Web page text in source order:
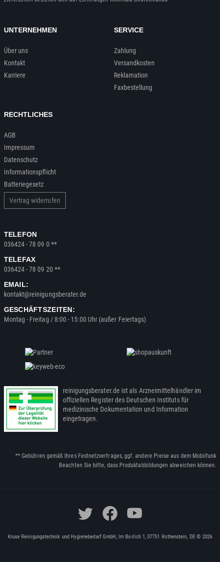
UNTERNEHMEN
Über uns
Kontakt
Karriere
SERVICE
Zahlung
Versandkosten
Reklamation
Faxbestellung
RECHTLICHES
AGB
Impressum
Datenschutz
Informationspflicht
Batteriegesetz
Vertrag widerrufen
TELEFON
036424 - 78 09 0 **
TELEFAX
036424 - 78 09 20 **
EMAIL:
kontakt@reinigungsberater.de
GESCHÄFTSZEITEN:
Montag - Freitag / 8:00 - 15:00 Uhr (außer Feiertags)
reinigungsberater.de ist als Arzneimittelhändler im
offiziellen Register des Deutschen Instituts für
medizinische Dokumentation und Information
eingetragen.
** Gebühren gemäß Ihres Festnetzvertrages, ggf. andere Preise aus dem Mobilfunk
Beachten Sie bitte, dass Produktabbildungen abweichen können.
Kruse Reinigungstechnik und Hygienebedarf GmbH, Im Borlich 1, 07751 Rothenstein, DE © 2026